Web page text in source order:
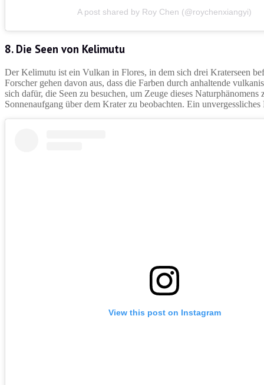
A post shared by Roy Chen (@roychenxiangyi)
8. Die Seen von Kelimutu
Der Kelimutu ist ein Vulkan in Flores, in dem sich drei Kraterseen
Forscher gehen davon aus, dass die Farben durch anhaltende
sich dafür, die Seen zu besuchen, um Zeuge dieses
Sonnenaufgang über dem Krater zu beobachten. Ein
View this post on Instagram